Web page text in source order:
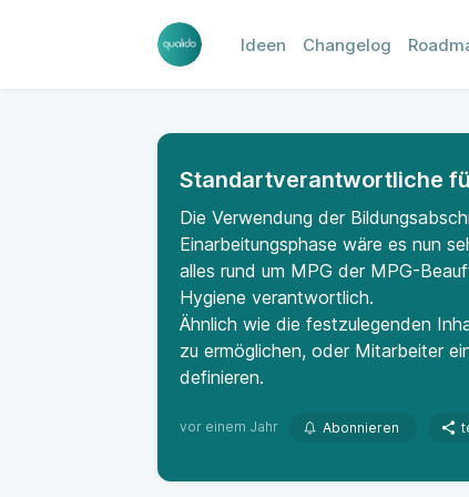
Ideen Changelog
Standartverantwortliche
Die Verwendung der
Einarbeitungsphase wäre es nun
alles rund um MPG der MPG-
Hygiene verantwortlich.
Ähnlich wie die festzulegenden
zu ermöglichen, oder Mitarbeiter
definieren.
vor einem Jahr Abonnieren